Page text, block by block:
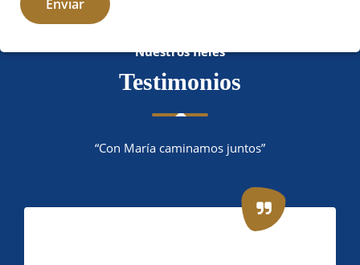
Nuestros fieles
Testimonios
“Con María caminamos juntos”